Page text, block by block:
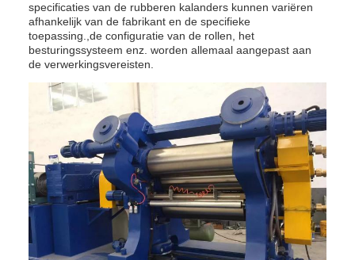
specificaties van de rubberen kalanders kunnen variëren
afhankelijk van de fabrikant en de specifieke
toepassing.,de configuratie van de rollen, het
besturingssysteem enz. worden allemaal aangepast aan
de verwerkingsvereisten.